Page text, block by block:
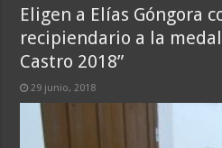
Eligen a Elías Góngora
recipiendario a la
Castro 2018”
29 junio, 2018